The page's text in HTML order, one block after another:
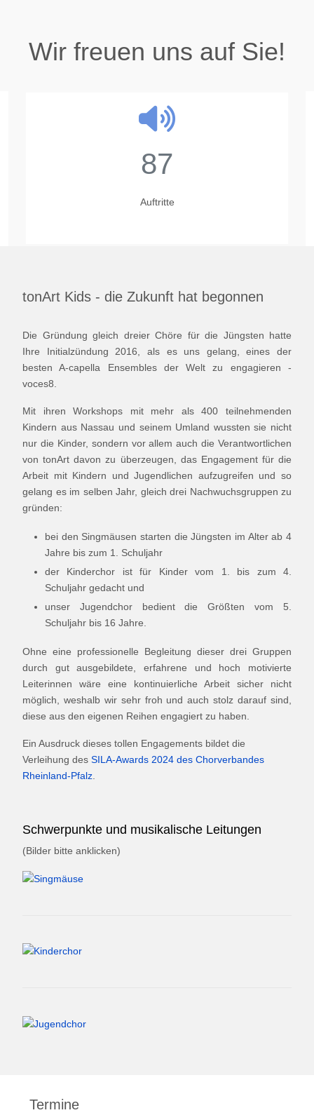
Wir freuen uns auf Sie!
87
Auftritte
tonArt Kids - die Zukunft hat begonnen
Die Gründung gleich dreier Chöre für die Jüngsten hatte
Ihre Initialzündung 2016, als es uns gelang, eines der
besten A-capella Ensembles der Welt zu engagieren -
voces8.
Mit ihren Workshops mit mehr als 400 teilnehmenden
Kindern aus Nassau und seinem Umland wussten sie nicht
nur die Kinder, sondern vor allem auch die Verantwortlichen
von tonArt davon zu überzeugen, das Engagement für die
Arbeit mit Kindern und Jugendlichen aufzugreifen und so
gelang es im selben Jahr, gleich drei Nachwuchsgruppen zu
gründen:
bei den Singmäusen starten die Jüngsten im Alter ab 4
Jahre bis zum 1. Schuljahr
der Kinderchor ist für Kinder vom 1. bis zum 4.
Schuljahr gedacht und
unser Jugendchor bedient die Größten vom 5.
Schuljahr bis 16 Jahre.
Ohne eine professionelle Begleitung dieser drei Gruppen
durch gut ausgebildete, erfahrene und hoch motivierte
Leiterinnen wäre eine kontinuierliche Arbeit sicher nicht
möglich, weshalb wir sehr froh und auch stolz darauf sind,
diese aus den eigenen Reihen engagiert zu haben.
Ein Ausdruck dieses tollen Engagements bildet die
Verleihung des SILA-Awards 2024 des Chorverbandes
Rheinland-Pfalz
Schwerpunkte und musikalische Leitungen
(Bilder bitte anklicken)
Termine